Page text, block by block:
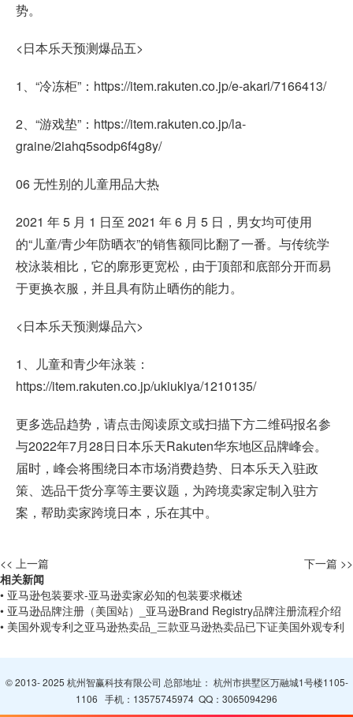
势。
<日本乐天预测爆品五>
1、“冷冻柜”：https://item.rakuten.co.jp/e-akari/7166413/
2、“游戏垫”：https://item.rakuten.co.jp/la-
graine/2iahq5sodp6f4g8y/
06 无性别的儿童用品大热
2021 年 5 月 1 日至 2021 年 6 月 5 日，男女均可使用
的“儿童/青少年防晒衣”的销售额同比翻了一番。与传统学
校泳装相比，它的廓形更宽松，由于顶部和底部分开而易
于更换衣服，并且具有防止晒伤的能力。
<日本乐天预测爆品六>
1、儿童和青少年泳装：
https://item.rakuten.co.jp/ukiukiya/1210135/
更多选品趋势，请点击阅读原文或扫描下方二维码报名参
与2022年7月28日日本乐天Rakuten华东地区品牌峰会。
届时，峰会将围绕日本市场消费趋势、日本乐天入驻政
策、选品干货分享等主要议题，为跨境卖家定制入驻方
案，帮助卖家跨境日本，乐在其中。
<< 上一篇
下一篇 >>
相关新闻
• 亚马逊包装要求-亚马逊卖家必知的包装要求概述
• 亚马逊品牌注册（美国站）_亚马逊Brand Registry品牌注册流程介绍
• 美国外观专利之亚马逊热卖品_三款亚马逊热卖品已下证美国外观专利
© 2013- 2025 杭州智赢科技有限公司 总部地址： 杭州市拱墅区万融城1号楼1105-
1106 手机： 13575745974 QQ： 3065094296